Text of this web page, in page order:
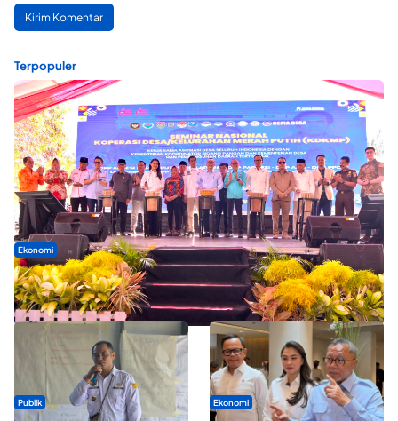
Terpopuler
Ekonomi
Seminar di Ternate, Mendes Perkuat Sinergi Percepatan
Kopdes Merah Putih
Publik Ekonomi